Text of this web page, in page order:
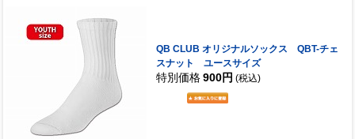
QB CLUB オリジナルソックス QBT-チェ
スナット ユースサイズ
特別価格 900円 (税込)